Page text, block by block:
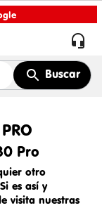

Buscar
Pro
otro
es así y
visita nuestras